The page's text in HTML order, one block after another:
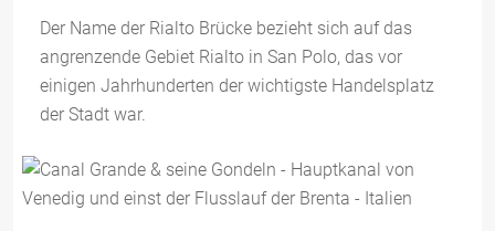
Der Name der Rialto Brücke bezieht sich auf das
angrenzende Gebiet Rialto in San Polo, das vor
einigen Jahrhunderten der wichtigste Handelsplatz
der Stadt war.